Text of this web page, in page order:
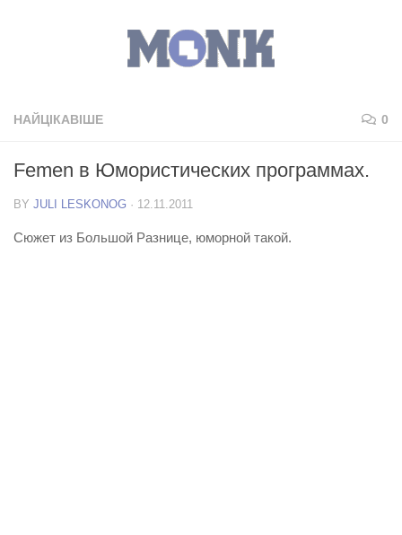
НАЙЦІКАВІШЕ 0
Femen в Юмористических программах.
BY JULI LESKONOG · 12.11.2011
Сюжет из Большой Разнице, юморной такой.